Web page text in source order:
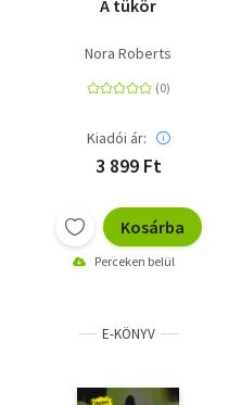
A tükör
Nora Roberts
Kiadói ár:
3 899 Ft
Kosárba
Perceken belül
E-KÖNYV